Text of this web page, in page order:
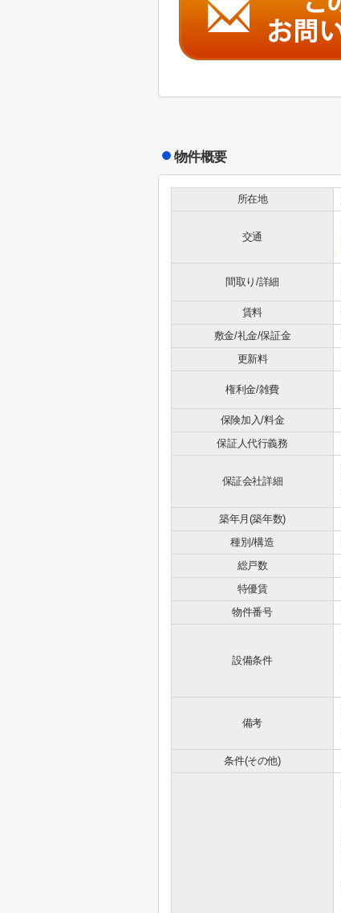
物件概要
所在地
交通
間取り/詳細
賃料
敷金/礼金/保証金
更新料
権利金/雑費
保険加入/料金
保証人代行義務
保証会社詳細
築年月(築年数)
種別/構造
総戸数
特優賃
物件番号
設備条件
備考
条件(その他)